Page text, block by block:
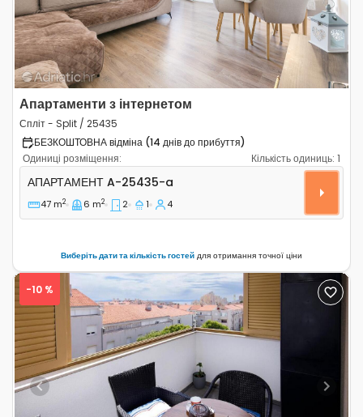
Апартаменти з інтернетом
Спліт - Split / 25435
БЕЗКОШТОВНА відміна (14 днів до прибуття)
Одиниці розміщення:
Кількість одиниць: 1
Двокімнатні апартаменти Спліт - Split A-25435-a
АПАРТАМЕНТ A-25435-a
47 m2 6 m2 2 1 4
Виберіть дати та кількість гостей для отримання точної ціни
Previous Next
-10 %